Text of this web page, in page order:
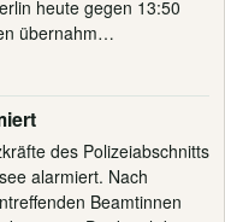
heute gegen 13:50
übernahm…
des Polizeiabschnitts
alarmiert. Nach
Beamtinnen